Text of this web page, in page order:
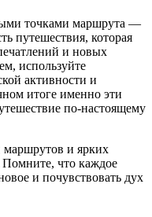
точками маршрута —
путешествия, которая
и новых
используйте
активности и
итоге именно эти
по-настоящему
и ярких
Помните, что каждое
и почувствовать дух